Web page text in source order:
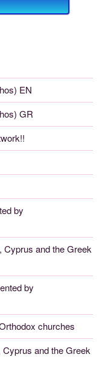
EN
GR
by
Cyprus and the Greek
by
churches
and the Greek